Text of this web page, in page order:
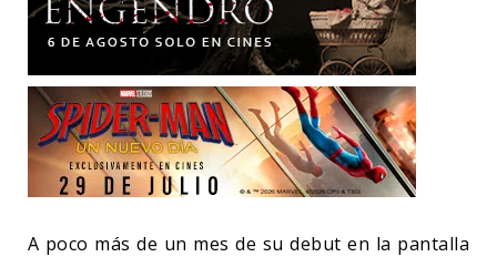
A poco más de un mes de su debut en la pantalla